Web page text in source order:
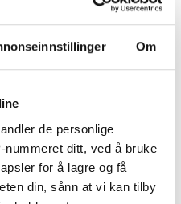
Om
de personlige
nummeret ditt, ved å bruke
for å lagre og få
din, sånn at vi kan tilby
Veier skal innlemmes i
Barsok.
permitteringsregler
år gammel.